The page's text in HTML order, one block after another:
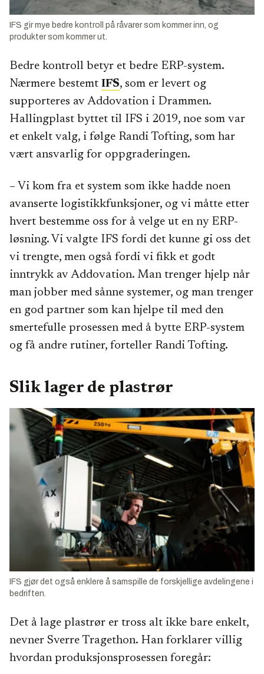
IFS gir mye bedre kontroll på råvarer som kommer inn, og
produkter som kommer ut.
Bedre kontroll betyr et bedre ERP-system.
Nærmere bestemt IFS, som er levert og
supporteres av Addovation i Drammen.
Hallingplast byttet til IFS i 2019, noe som var
et enkelt valg, i følge Randi Tofting, som har
vært ansvarlig for oppgraderingen.
– Vi kom fra et system som ikke hadde noen
avanserte logistikkfunksjoner, og vi måtte etter
hvert bestemme oss for å velge ut en ny ERP-
løsning. Vi valgte IFS fordi det kunne gi oss det
vi trengte, men også fordi vi fikk et godt
inntrykk av Addovation. Man trenger hjelp når
man jobber med sånne systemer, og man trenger
en god partner som kan hjelpe til med den
smertefulle prosessen med å bytte ERP-system
og få andre rutiner, forteller Randi Tofting.
Slik lager de plastrør
IFS gjør det også enklere å samspille de forskjellige avdelingene i
bedriften.
Det å lage plastrør er tross alt ikke bare enkelt,
nevner Sverre Tragethon. Han forklarer villig
hvordan produksjonsprosessen foregår: